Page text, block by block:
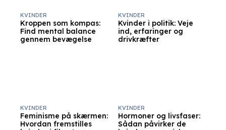
Kroppen som kompas:
Find mental balance
gennem bevægelse
KVINDER
Kvinder i politik: Veje
ind, erfaringer og
drivkræfter
KVINDER
Feminisme på skærmen:
Hvordan fremstilles
KVINDER
Hormoner og livsfaser:
Sådan påvirker de
KVINDER